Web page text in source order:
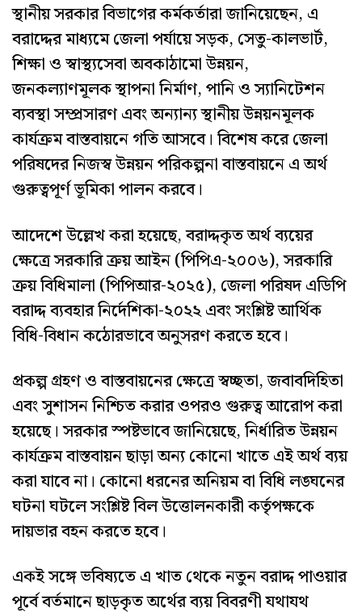
স্থানীয় সরকার বিভাগের কর্মকর্তারা জানিয়েছেন, এ
বরাদ্দের মাধ্যমে জেলা পর্যায়ে সড়ক, সেতু-কালভার্ট,
শিক্ষা ও স্বাস্থ্যসেবা অবকাঠামো উন্নয়ন,
জনকল্যাণমূলক স্থাপনা নির্মাণ, পানি ও স্যানিটেশন
ব্যবস্থা সম্প্রসারণ এবং অন্যান্য স্থানীয় উন্নয়নমূলক
কার্যক্রম বাস্তবায়নে গতি আসবে। বিশেষ করে জেলা
পরিষদের নিজস্ব উন্নয়ন পরিকল্পনা বাস্তবায়নে এ অর্থ
গুরুত্বপূর্ণ ভূমিকা পালন করবে।
আদেশে উল্লেখ করা হয়েছে, বরাদ্দকৃত অর্থ ব্যয়ের
ক্ষেত্রে সরকারি ক্রয় আইন (পিপিএ-২০০৬), সরকারি
ক্রয় বিধিমালা (পিপিআর-২০২৫), জেলা পরিষদ এডিপি
বরাদ্দ ব্যবহার নির্দেশিকা-২০২২ এবং সংশ্লিষ্ট আর্থিক
বিধি-বিধান কঠোরভাবে অনুসরণ করতে হবে।
প্রকল্প গ্রহণ ও বাস্তবায়নের ক্ষেত্রে স্বচ্ছতা, জবাবদিহিতা
এবং সুশাসন নিশ্চিত করার ওপরও গুরুত্ব আরোপ করা
হয়েছে। সরকার স্পষ্টভাবে জানিয়েছে, নির্ধারিত উন্নয়ন
কার্যক্রম বাস্তবায়ন ছাড়া অন্য কোনো খাতে এই অর্থ ব্যয়
করা যাবে না। কোনো ধরনের অনিয়ম বা বিধি লঙ্ঘনের
ঘটনা ঘটলে সংশ্লিষ্ট বিল উত্তোলনকারী কর্তৃপক্ষকে
দায়ভার বহন করতে হবে।
একই সঙ্গে ভবিষ্যতে এ খাত থেকে নতুন বরাদ্দ পাওয়ার
পূর্বে বর্তমানে ছাড়কৃত অর্থের ব্যয় বিবরণী যথাযথ